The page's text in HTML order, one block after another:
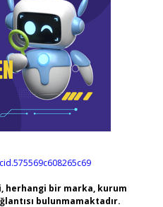
herhangi bir marka, kurum
bulunmamaktadır.